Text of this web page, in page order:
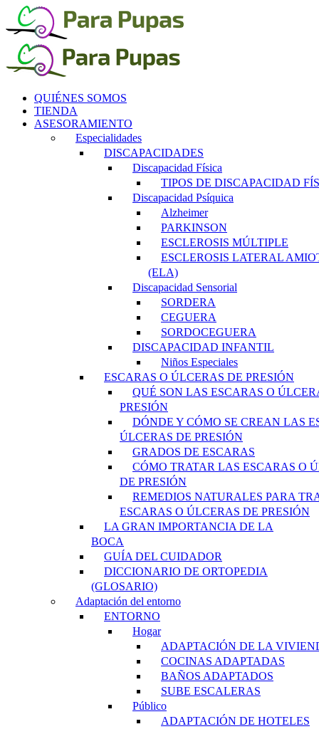
Saltar
contenido
QUIÉNES SOMOS
TIENDA
ASESORAMIENTO
Especialidades
DISCAPACIDADES
Discapacidad Física
TIPOS DE DISCAPACIDAD
Discapacidad Psíquica
Alzheimer
PARKINSON
ESCLEROSIS MÚLTIPLE
ESCLEROSIS LATERAL
(ELA)
Discapacidad Sensorial
SORDERA
CEGUERA
SORDOCEGUERA
DISCAPACIDAD INFANTIL
Niños Especiales
ESCARAS O ÚLCERAS DE PRESIÓN
QUÉ SON LAS ESCARAS O
PRESIÓN
DÓNDE Y CÓMO SE CREAN LAS
ÚLCERAS DE PRESIÓN
GRADOS DE ESCARAS
CÓMO TRATAR LAS ESCARAS O
DE PRESIÓN
REMEDIOS NATURALES PARA
ESCARAS O ÚLCERAS DE PRESIÓN
LA GRAN IMPORTANCIA DE LA
BOCA
GUÍA DEL CUIDADOR
DICCIONARIO DE ORTOPEDIA
(GLOSARIO)
Adaptación del entorno
ENTORNO
Hogar
ADAPTACIÓN DE LA
COCINAS ADAPTADAS
BAÑOS ADAPTADOS
SUBE ESCALERAS
Público
ADAPTACIÓN DE HOTELES